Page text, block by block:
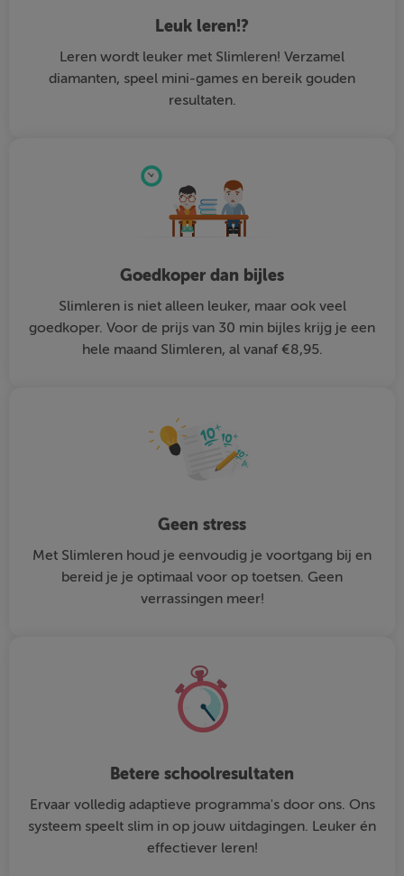
Leuk leren!?
Leren wordt leuker met Slimleren! Verzamel
diamanten, speel mini-games en bereik gouden
resultaten.
Goedkoper dan bijles
Slimleren is niet alleen leuker, maar ook veel
goedkoper. Voor de prijs van 30 min bijles krijg je een
hele maand Slimleren, al vanaf €8,95.
Geen stress
Met Slimleren houd je eenvoudig je voortgang bij en
bereid je je optimaal voor op toetsen. Geen
verrassingen meer!
Betere schoolresultaten
Ervaar volledig adaptieve programma's door ons. Ons
systeem speelt slim in op jouw uitdagingen. Leuker én
effectiever leren!